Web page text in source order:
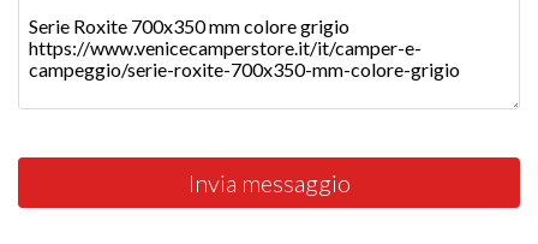
Invia messaggio